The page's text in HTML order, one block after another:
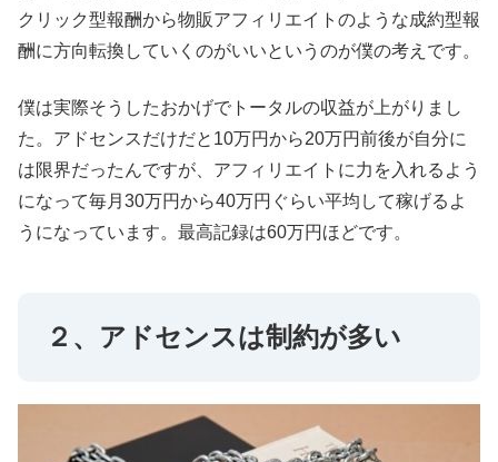
クリック型報酬から物販アフィリエイトのような成約型報
酬に方向転換していくのがいいというのが僕の考えです。
僕は実際そうしたおかげでトータルの収益が上がりまし
た。アドセンスだけだと10万円から20万円前後が自分に
は限界だったんですが、アフィリエイトに力を入れるよう
になって毎月30万円から40万円ぐらい平均して稼げるよ
うになっています。最高記録は60万円ほどです。
２、アドセンスは制約が多い